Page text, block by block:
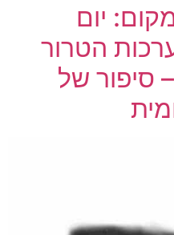
יום
הטרור
סיפור של